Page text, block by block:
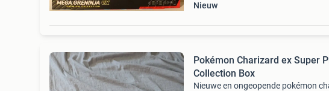
Nieuw
Pokémon Charizard ex Super
Collection Box
Nieuwe en ongeopende pokémon